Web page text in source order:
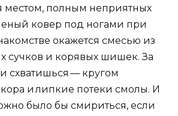
местом, полным неприятных
ковер под ногами при
окажется смесью из
сучков и корявых шишек. За
схватишься — кругом
и липкие потеки смолы. И
было бы смириться, если